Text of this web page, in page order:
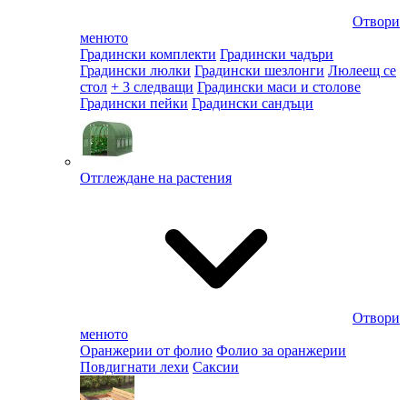
Отвори
менюто
Градински комплекти Градински чадъри
Градински люлки Градински шезлонги Люлеещ се
стол + 3 следващи Градински маси и столове
Градински пейки Градински сандъци
Отглеждане на растения
Отвори
менюто
Оранжерии от фолио Фолио за оранжерии
Повдигнати лехи Саксии